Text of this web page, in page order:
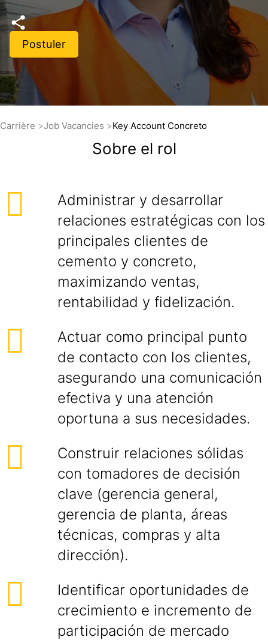
Postuler
Carrière Job Vacancies Key Account Concreto
Sobre el rol
Administrar y desarrollar
relaciones estratégicas con los
principales clientes de
cemento y concreto,
maximizando ventas,
rentabilidad y fidelización.
Actuar como principal punto
de contacto con los clientes,
asegurando una comunicación
efectiva y una atención
oportuna a sus necesidades.
Construir relaciones sólidas
con tomadores de decisión
clave (gerencia general,
gerencia de planta, áreas
técnicas, compras y alta
dirección).
Identificar oportunidades de
crecimiento e incremento de
participación de mercado